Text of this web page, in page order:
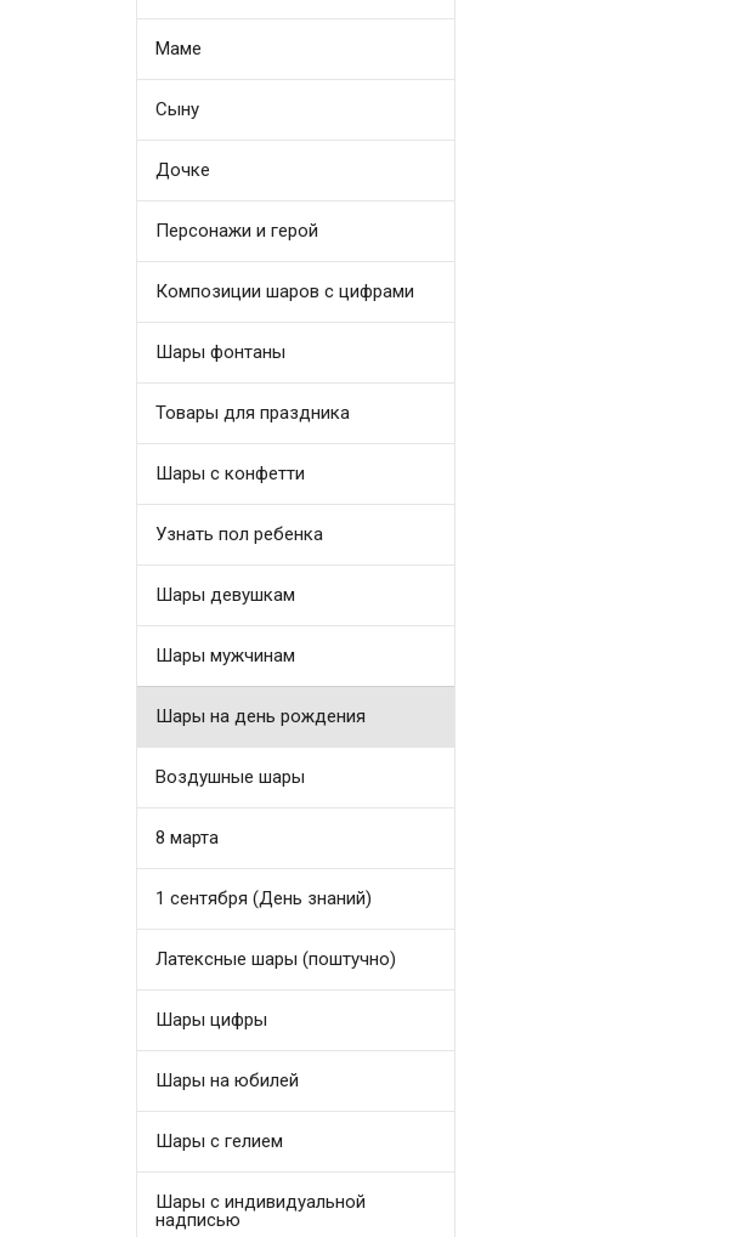
Маме
Сыну
Дочке
Персонажи и герой
Композиции шаров с цифрами
Шары фонтаны
Товары для праздника
Шары с конфетти
Узнать пол ребенка
Шары девушкам
Шары мужчинам
Шары на день рождения
Воздушные шары
8 марта
1 сентября (День знаний)
Латексные шары (поштучно)
Шары цифры
Шары на юбилей
Шары с гелием
Шары с индивидуальной
надписью